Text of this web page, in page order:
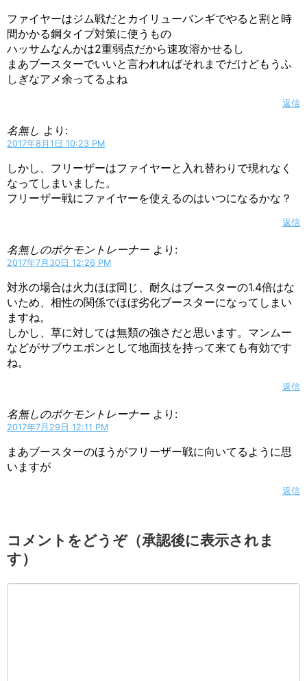
ファイヤーはジム戦だとカイリューバンギでやると割と時
間かかる鋼タイプ対策に使うもの
ハッサムなんかは2重弱点だから速攻溶かせるし
まあブースターでいいと言われればそれまでだけどもうふ
しぎなアメ余ってるよね
返信
名無し より:
2017年8月1日 10:23 PM
しかし、フリーザーはファイヤーと入れ替わりで現れなく
なってしまいました。
フリーザー戦にファイヤーを使えるのはいつになるかな？
返信
名無しのポケモントレーナー より:
2017年7月30日 12:26 PM
対氷の場合は火力ほぼ同じ、耐久はブースターの1.4倍はな
いため、相性の関係でほぼ劣化ブースターになってしまい
ますね。
しかし、草に対しては無類の強さだと思います。マンムー
などがサブウエポンとして地面技を持って来ても有効です
ね。
返信
名無しのポケモントレーナー より:
2017年7月29日 12:11 PM
まあブースターのほうがフリーザー戦に向いてるように思
いますが
返信
コメントをどうぞ（承認後に表示されま
す）